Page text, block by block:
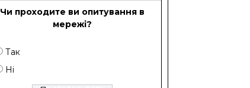
Чи проходите ви опитування в
мережі?
Так
Ні